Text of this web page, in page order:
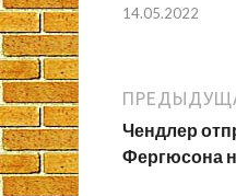
14.05.2022
Чендлер
Фергюсона